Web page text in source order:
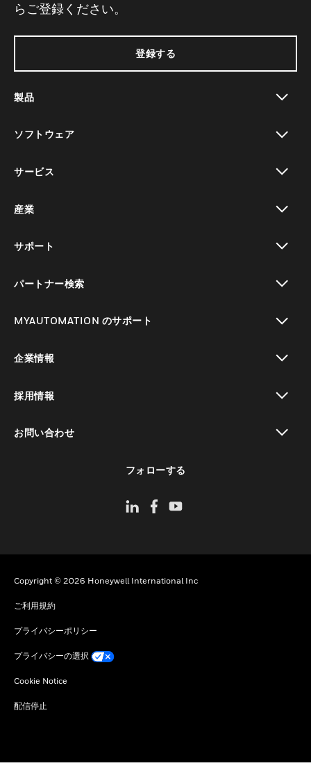
らご登録ください。
登録する
製品
ソフトウェア
サービス
産業
サポート
パートナー検索
MYAUTOMATION のサポート
企業情報
採用情報
お問い合わせ
フォローする
Copyright © 2026 Honeywell International Inc
ご利用規約
プライバシーポリシー
プライバシーの選択
Cookie Notice
配信停止